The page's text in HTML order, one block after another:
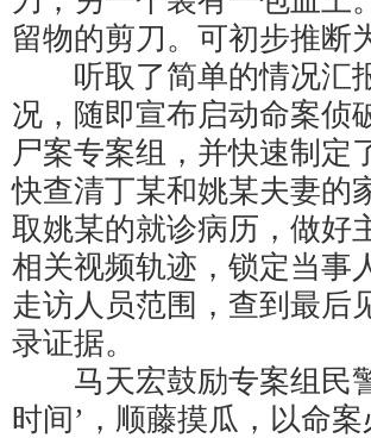
留物的剪刀。可初步推断
听取了简单的情况汇
况，随即宣布启动命案侦
尸案专案组，并快速制定
快查清丁某和姚某夫妻的
取姚某的就诊病历，做好
相关视频轨迹，锁定当事
走访人员范围，查到最后
录证据。
马天宏鼓励专案组民警
时间’，顺藤摸瓜，以命